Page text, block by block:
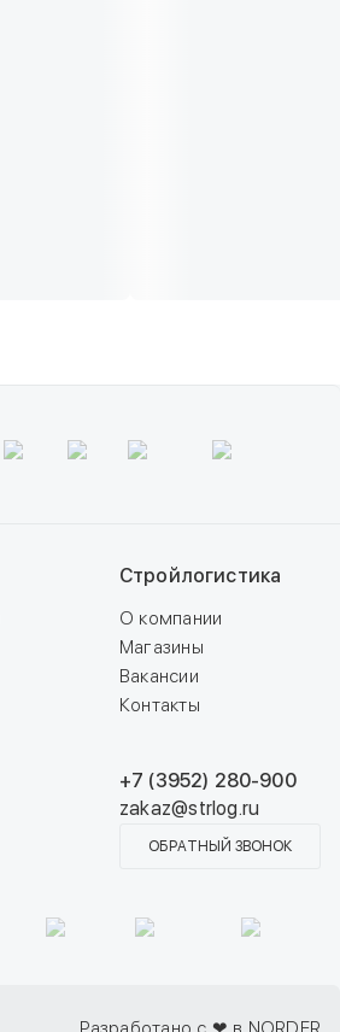
Стройлогистика
О компании
Магазины
Вакансии
Контакты
+7 (3952) 280-900
zakaz@strlog.ru
ОБРАТНЫЙ ЗВОНОК